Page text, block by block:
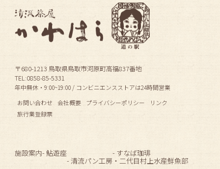
〒680-1213 鳥取県鳥取市河原町高福837番地
TEL:0858-85-5331
年中無休・9:00~19:00 / コンビニエンスストアは24時間営業
お問い合わせ
会社概要 プライバシーポリシー
リンク
旅行業登録票
施設案内- 鮎遊座
- 清流パン工房
- すなば珈琲
・二代目村上水産鮮魚部